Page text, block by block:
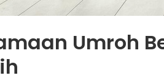
Umroh